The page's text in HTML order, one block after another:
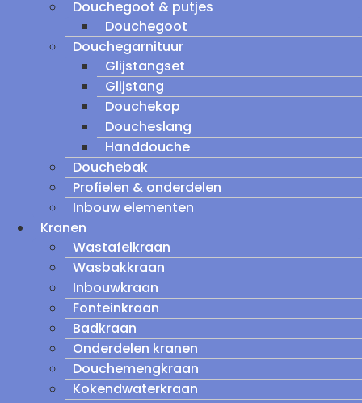
Douchegoot & putjes
Douchegoot
Douchegarnituur
Glijstangset
Glijstang
Douchekop
Doucheslang
Handdouche
Douchebak
Profielen & onderdelen
Inbouw elementen
Kranen
Wastafelkraan
Wasbakkraan
Inbouwkraan
Fonteinkraan
Badkraan
Onderdelen kranen
Douchemengkraan
Kokendwaterkraan